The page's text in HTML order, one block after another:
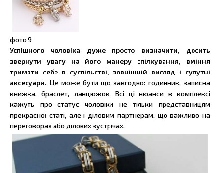
фото 9
Успішного чоловіка дуже просто визначити, досить
звернути увагу на його манеру спілкування, вміння
тримати себе в суспільстві, зовнішній вигляд і супутні
аксесуари. Це може бути що завгодно: годинник, записна
книжка, браслет, ланцюжок. Всі ці нюанси в комплексі
кажуть про статус чоловіки не тільки представницям
прекрасної статі, але і діловим партнерам, що важливо на
переговорах або ділових зустрічах.